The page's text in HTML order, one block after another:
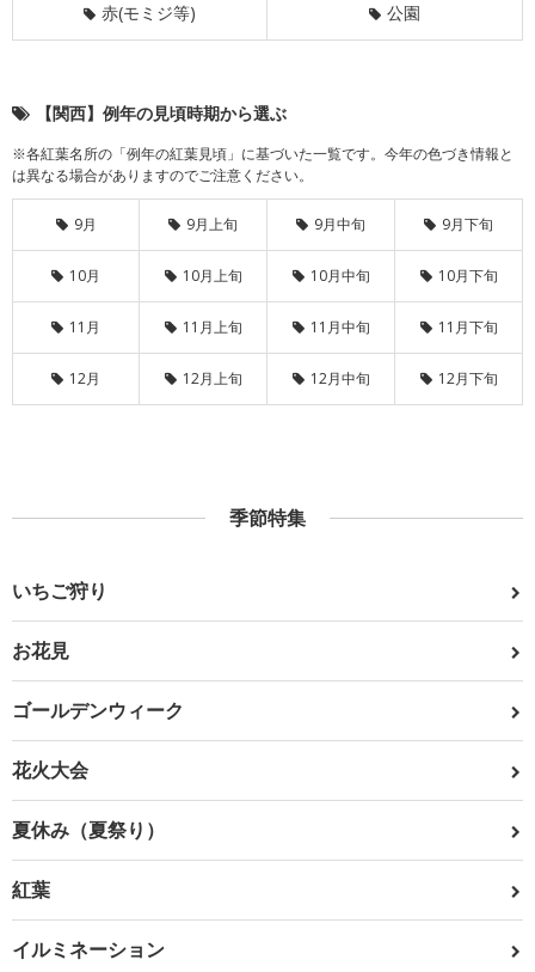
赤(モミジ等) 公園
【関西】例年の見頃時期から選ぶ
※各紅葉名所の「例年の紅葉見頃」に基づいた一覧です。今年の色づき情報と
は異なる場合がありますのでご注意ください。
9月 9月上旬 9月中旬 9月下旬
10月 10月上旬 10月中旬 10月下旬
11月 11月上旬 11月中旬 11月下旬
12月 12月上旬 12月中旬 12月下旬
季節特集
いちご狩り
お花見
ゴールデンウィーク
花火大会
夏休み（夏祭り）
紅葉
イルミネーション